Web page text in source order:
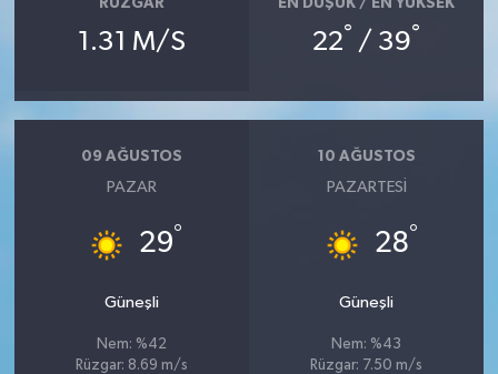
RÜZGAR
1.31 M/S
EN DÜŞÜK / EN YÜKSEK
22° / 39°
09 AĞUSTOS
PAZAR
29°
Güneşli
Nem: %42
Rüzgar: 8.69 m/s
10 AĞUSTOS
PAZARTESI
28°
Güneşli
Nem: %43
Rüzgar: 7.50 m/s